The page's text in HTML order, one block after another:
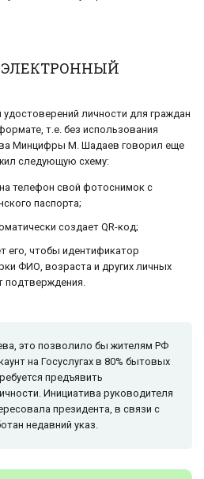
личности для граждан
т.е. без использования
Минцифры М. Шадаев говорил еще
следующую схему:
телефон свой фотоснимок с
паспорта;
создает QR-код;
его, чтобы идентификатор
ФИО, возраста и других личных
подтверждения.
это позволило бы жителям РФ
на Госуслугах в 80% бытовых
предъявить
Инициатива руководителя
президента, в связи с
недавний указ.